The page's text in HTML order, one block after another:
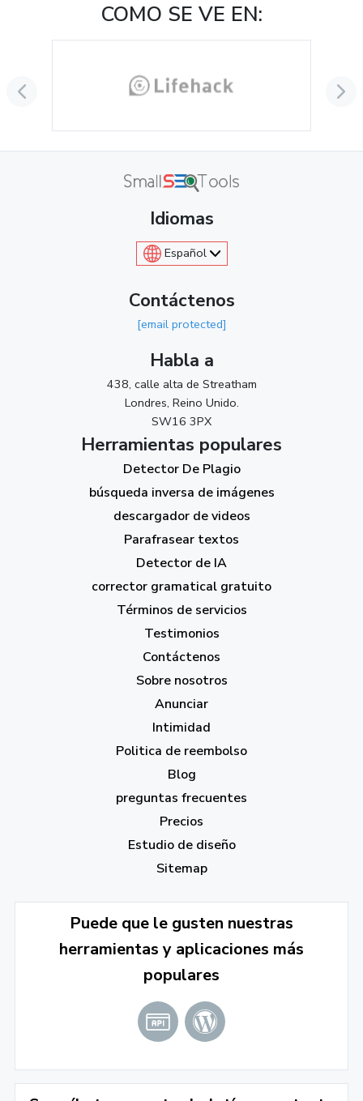
COMO SE VE EN:
Idiomas
Español
Contáctenos
[email protected]
Habla a
438, calle alta de Streatham
Londres, Reino Unido.
SW16 3PX
Herramientas populares
Detector De Plagio
búsqueda inversa de imágenes
descargador de videos
Parafrasear textos
Detector de IA
corrector gramatical gratuito
Términos de servicios
Testimonios
Contáctenos
Sobre nosotros
Anunciar
Intimidad
Politica de reembolso
Blog
preguntas frecuentes
Precios
Estudio de diseño
Sitemap
Puede que le gusten nuestras
herramientas y aplicaciones más
populares